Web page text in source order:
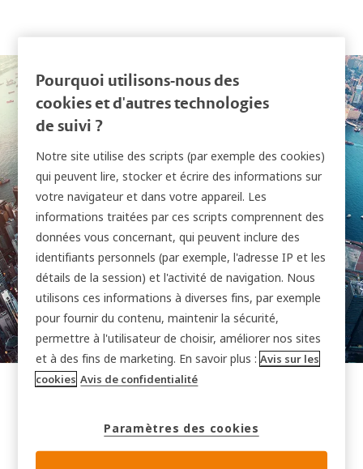
Support clients
Pourquoi utilisons-nous des
cookies et d'autres technologies
de suivi ?
Notre site utilise des scripts (par exemple des cookies)
qui peuvent lire, stocker et écrire des informations sur
votre navigateur et dans votre appareil. Les
informations traitées par ces scripts comprennent des
données vous concernant, qui peuvent inclure des
identifiants personnels (par exemple, l'adresse IP et les
détails de la session) et l'activité de navigation. Nous
utilisons ces informations à diverses fins, par exemple
pour fournir du contenu, maintenir la sécurité,
permettre à l'utilisateur de choisir, améliorer nos sites
et à des fins de marketing. En savoir plus :Avis sur les
cookies Avis de confidentialité
Paramètres des cookies